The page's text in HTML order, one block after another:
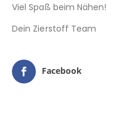
Viel Spaß beim Nähen!
Dein Zierstoff Team
Facebook